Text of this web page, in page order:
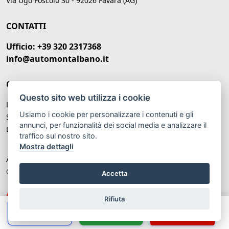
Questo sito web utilizza i cookie
Usiamo i cookie per personalizzare i contenuti e gli
annunci, per funzionalità dei social media e analizzare il
traffico sul nostro sito.
Mostra dettagli
Accetta
Rifiuta
CONTATTI
Ufficio: +39 320 2317368
info@automontalbano.it
ORARI DI APERTURA
Lunedì – Venerdì: 09:00 -20:00
Sabato: 09:00 - 13:00
Domenica: Chiuso
Auto Montalbano P.IVA: IT 02679780847
© Another site by
Gestionale autoLabyCar (2025)